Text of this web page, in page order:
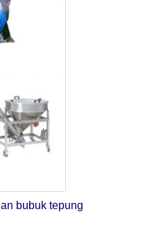
bubuk tepung